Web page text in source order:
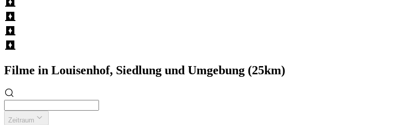
Filme in Louisenhof, Siedlung und Umgebung (25km)
Zeitraum